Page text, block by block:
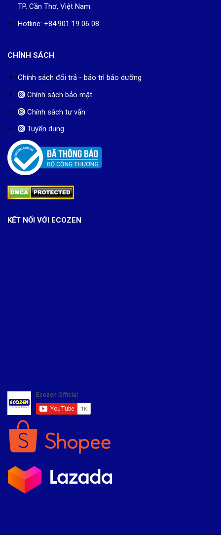
TP. Cần Thơ, Việt Nam.
Hotline: +84.901 19 06 08
CHÍNH SÁCH
Chính sách đổi trả - bảo trì bảo dưỡng
Chính sách bảo mật
Chính sách tư vấn
Tuyển dụng
KẾT NỐI VỚI ECOZEN